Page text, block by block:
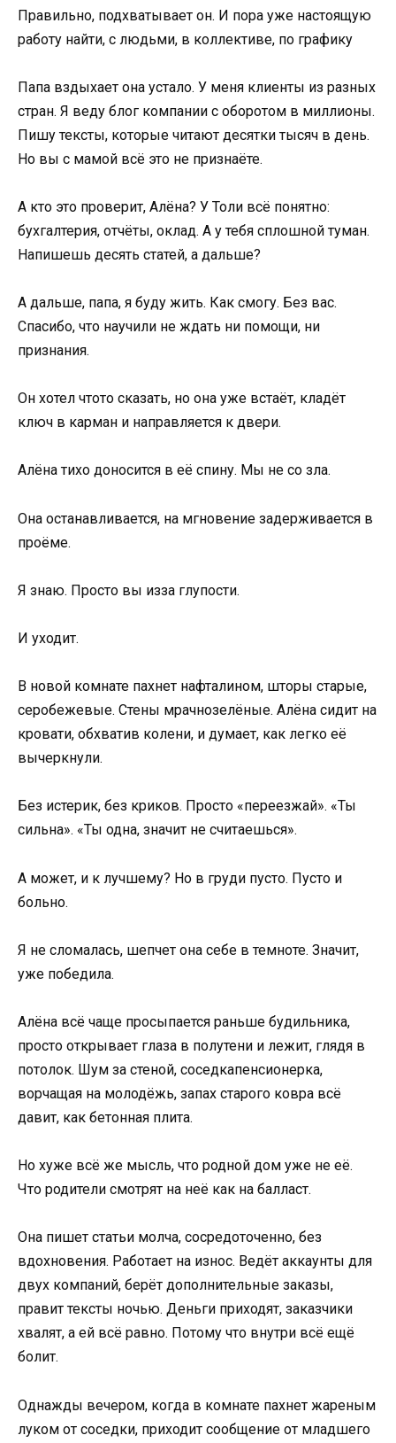
Правильно, подхватывает он. И пора уже настоящую
работу найти, с людьми, в коллективе, по графику
Папа вздыхает она устало. У меня клиенты из разных
стран. Я веду блог компании с оборотом в миллионы.
Пишу тексты, которые читают десятки тысяч в день.
Но вы с мамой всё это не признаёте.
А кто это проверит, Алёна? У Толи всё понятно:
бухгалтерия, отчёты, оклад. А у тебя сплошной туман.
Напишешь десять статей, а дальше?
А дальше, папа, я буду жить. Как смогу. Без вас.
Спасибо, что научили не ждать ни помощи, ни
признания.
Он хотел чтото сказать, но она уже встаёт, кладёт
ключ в карман и направляется к двери.
Алёна тихо доносится в её спину. Мы не со зла.
Она останавливается, на мгновение задерживается в
проёме.
Я знаю. Просто вы изза глупости.
И уходит.
В новой комнате пахнет нафталином, шторы старые,
серобежевые. Стены мрачнозелёные. Алёна сидит на
кровати, обхватив колени, и думает, как легко её
вычеркнули.
Без истерик, без криков. Просто «переезжай». «Ты
сильна». «Ты одна, значит не считаешься».
А может, и к лучшему? Но в груди пусто. Пусто и
больно.
Я не сломалась, шепчет она себе в темноте. Значит,
уже победила.
Алёна всё чаще просыпается раньше будильника,
просто открывает глаза в полутени и лежит, глядя в
потолок. Шум за стеной, соседкапенсионерка,
ворчащая на молодёжь, запах старого ковра всё
давит, как бетонная плита.
Но хуже всё же мысль, что родной дом уже не её.
Что родители смотрят на неё как на балласт.
Она пишет статьи молча, сосредоточенно, без
вдохновения. Работает на износ. Ведёт аккаунты для
двух компаний, берёт дополнительные заказы,
правит тексты ночью. Деньги приходят, заказчики
хвалят, а ей всё равно. Потому что внутри всё ещё
болит.
Однажды вечером, когда в комнате пахнет жареным
луком от соседки, приходит сообщение от младшего